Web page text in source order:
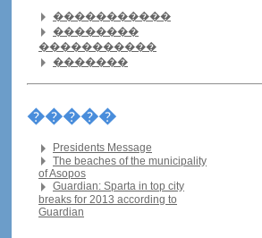
�����������
��������
�����������
�������
�����
Presidents Message
The beaches of the municipality
of Asopos
Guardian: Sparta in top city
breaks for 2013 according to
Guardian